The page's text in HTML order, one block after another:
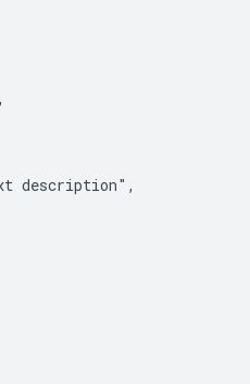
,
description" ,